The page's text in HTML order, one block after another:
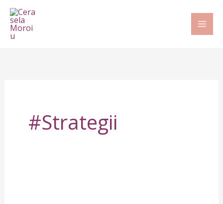
Skip
content
#strategii